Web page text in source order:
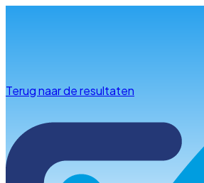
Terug naar de resultaten